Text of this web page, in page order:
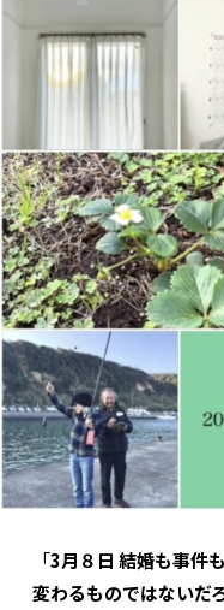
「3月８日 結婚も事件
変わるものではないだ